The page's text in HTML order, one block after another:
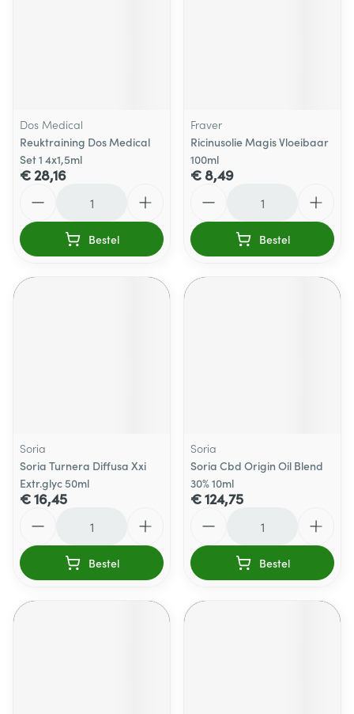
Dos Medical
Reuktraining Dos Medical
Set 1 4x1,5ml
€ 28,16
Bestel
Fraver
Ricinusolie Magis Vloeibaar
100ml
€ 8,49
Bestel
Soria
Soria Turnera Diffusa Xxi
Extr.glyc 50ml
€ 16,45
Bestel
Soria
Soria Cbd Origin Oil Blend
30% 10ml
€ 124,75
Bestel